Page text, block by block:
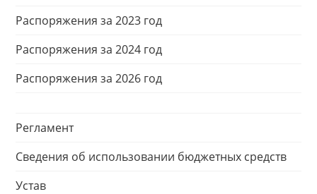
Распоряжения за 2023 год
Распоряжения за 2024 год
Распоряжения за 2026 год
Регламент
Сведения об использовании бюджетных средств
Устав